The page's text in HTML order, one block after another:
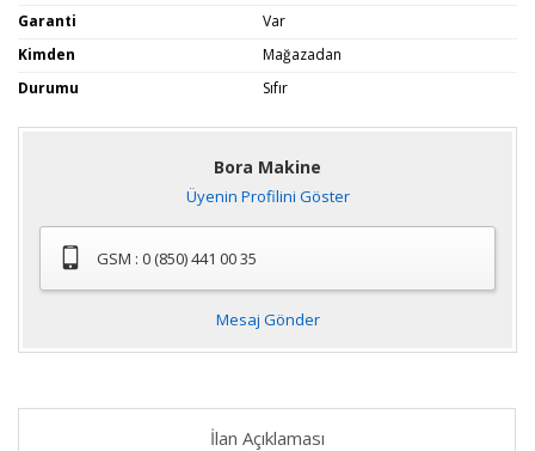
Garanti
Var
Kimden
Mağazadan
Durumu
Sıfır
Bora Makine
Üyenin Profilini Göster
GSM : 0 (850) 441 00 35
Mesaj Gönder
İlan Açıklaması